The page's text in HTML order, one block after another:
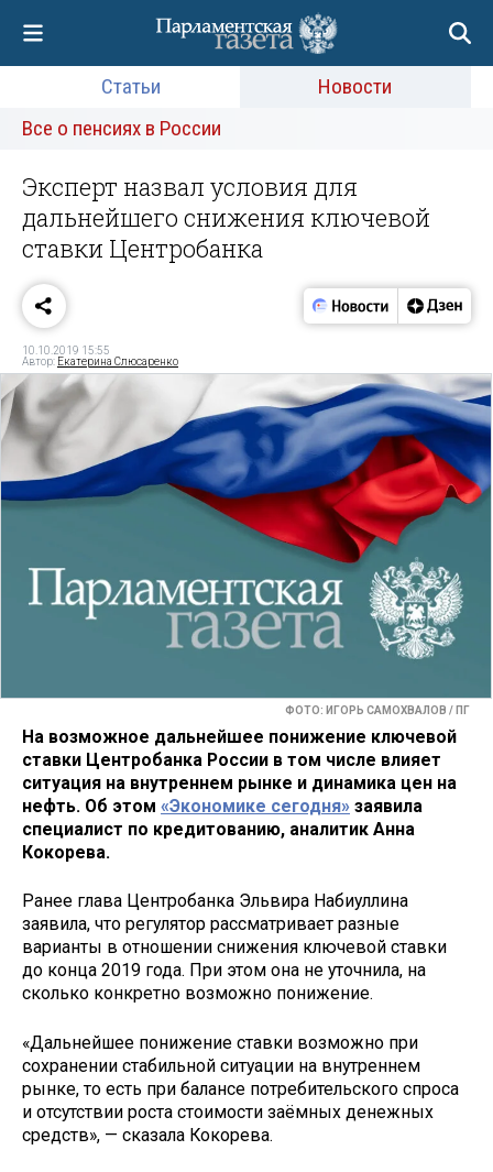
Статьи
Новости
Все о пенсиях в России
Эксперт назвал условия для
дальнейшего снижения ключевой
ставки Центробанка
10.10.2019 15:55
Автор: Екатерина Слюсаренко
ФОТО: ИГОРЬ САМОХВАЛОВ / ПГ
На возможное дальнейшее понижение ключевой
ставки Центробанка России в том числе влияет
ситуация на внутреннем рынке и динамика цен на
нефть. Об этом «Экономике сегодня» заявила
специалист по кредитованию, аналитик Анна
Кокорева.
Ранее глава Центробанка Эльвира Набиуллина
заявила, что регулятор рассматривает разные
варианты в отношении снижения ключевой ставки
до конца 2019 года. При этом она не уточнила, на
сколько конкретно возможно понижение.
«Дальнейшее понижение ставки возможно при
сохранении стабильной ситуации на внутреннем
рынке, то есть при балансе потребительского спроса
и отсутствии роста стоимости заёмных денежных
средств», — сказала Кокорева.